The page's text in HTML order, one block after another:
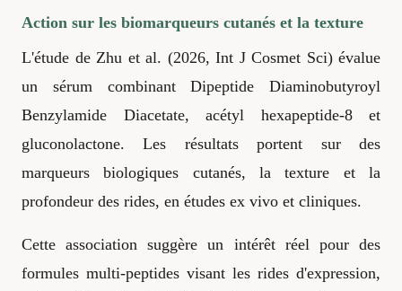
Action sur les biomarqueurs cutanés et la texture
L'étude de Zhu et al. (2026, Int J Cosmet Sci) évalue
un sérum combinant Dipeptide Diaminobutyroyl
Benzylamide Diacetate, acétyl hexapeptide-8 et
gluconolactone. Les résultats portent sur des
marqueurs biologiques cutanés, la texture et la
profondeur des rides, en études ex vivo et cliniques.
Cette association suggère un intérêt réel pour des
formules multi-peptides visant les rides d'expression,